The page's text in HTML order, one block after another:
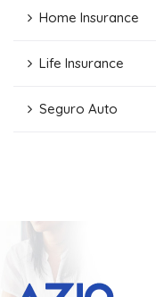
Home Insurance
Life Insurance
Seguro Auto